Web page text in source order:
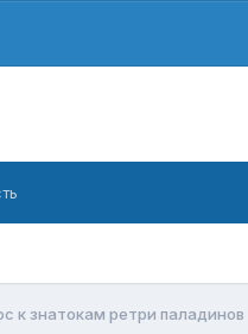
к знатокам ретри паладинов